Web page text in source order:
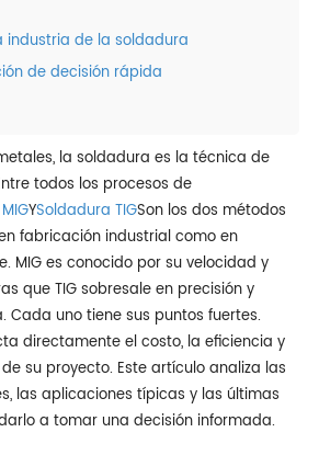
industria de la soldadura
de decisión rápida
la soldadura es la técnica de
todos los procesos de
YSoldadura TIGSon los dos métodos
fabricación industrial como en
MIG es conocido por su velocidad y
que TIG sobresale en precisión y
uno tiene sus puntos fuertes.
directamente el costo, la eficiencia y
su proyecto. Este artículo analiza las
las aplicaciones típicas y las últimas
a tomar una decisión informada.